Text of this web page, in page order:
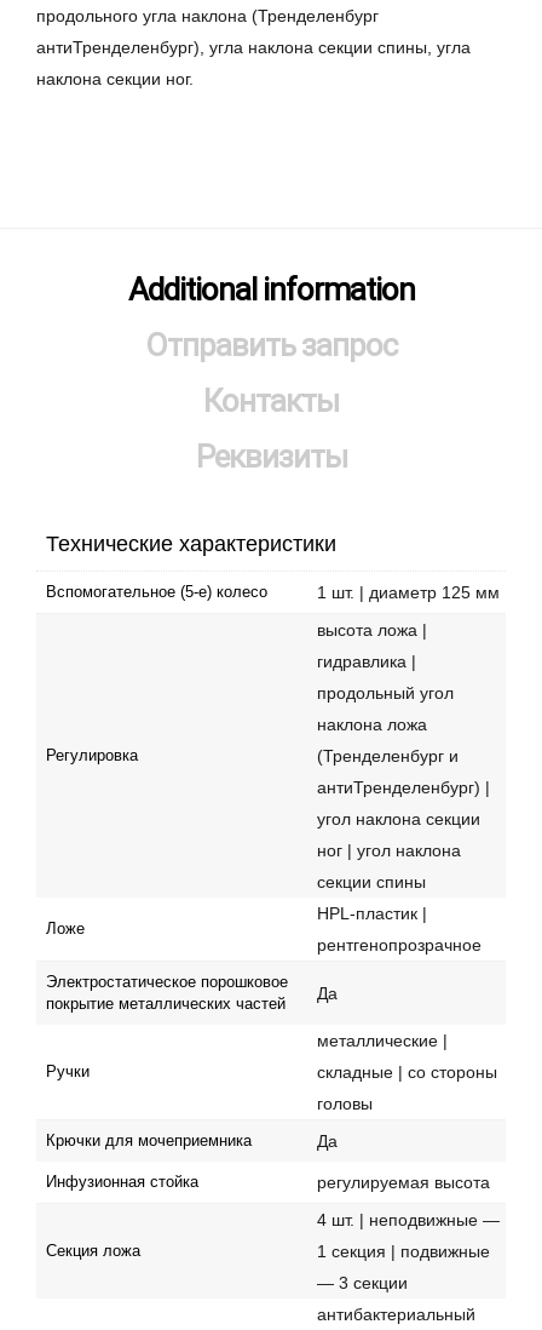
продольного угла наклона (Тренделенбург
антиТренделенбург), угла наклона секции спины, угла
наклона секции ног.
Additional information
Отправить запрос
Контакты
Реквизиты
Технические характеристики
Вспомогательное (5-е) колесо 1 шт. | диаметр 125 мм
Регулировка
высота ложа |
гидравлика |
продольный угол
наклона ложа
(Тренделенбург и
антиТренделенбург) |
угол наклона секции
ног | угол наклона
секции спины
Ложе
HPL-пластик |
рентгенопрозрачное
Электростатическое порошковое
покрытие металлических частей
Да
Ручки
металлические |
складные | со стороны
головы
Крючки для мочеприемника Да
Инфузионная стойка регулируемая высота
Секция ложа
4 шт. | неподвижные —
1 секция | подвижные
— 3 секции
антибактериальный